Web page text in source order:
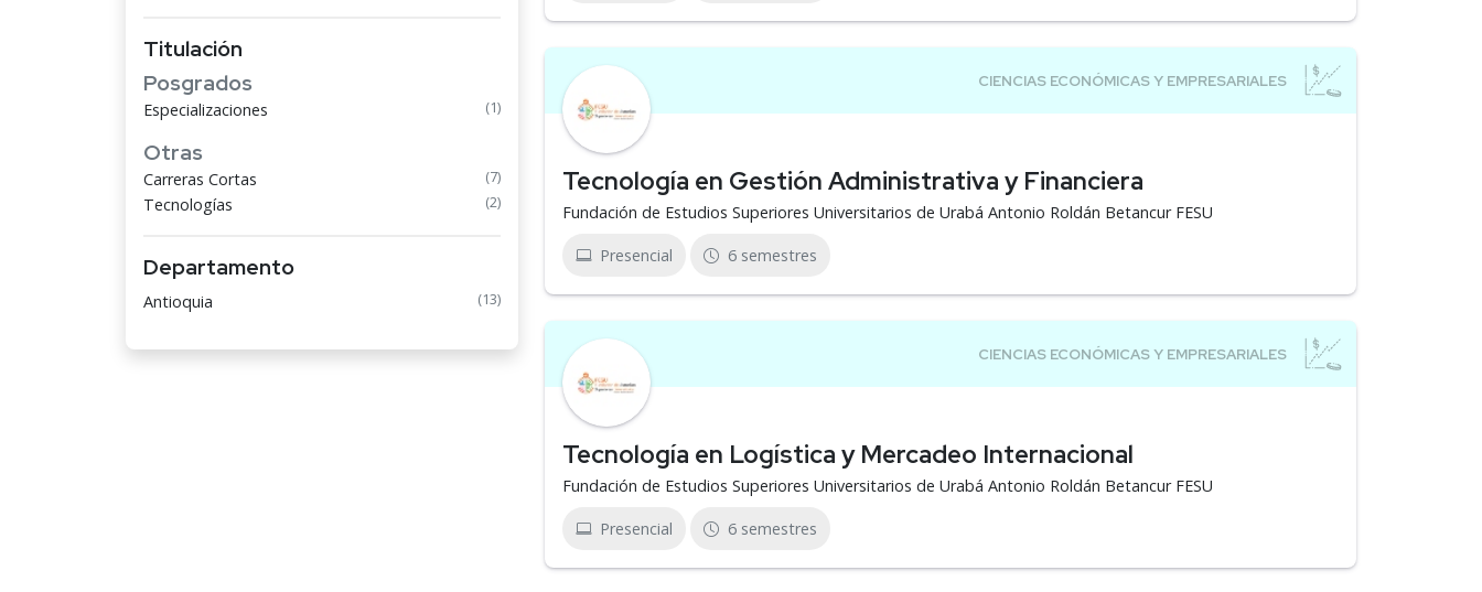
Titulación
Posgrados
Especializaciones (1)
Otras
Carreras Cortas (7)
Tecnologías (2)
Departamento
Antioquia (13)
Tecnología en Gestión Administrativa y Financiera
Fundación de Estudios Superiores Universitarios de Urabá Antonio Roldán Betancur FESU
Presencial 6 semestres
Tecnología en Logística y Mercadeo Internacional
Fundación de Estudios Superiores Universitarios de Urabá Antonio Roldán Betancur FESU
Presencial 6 semestres